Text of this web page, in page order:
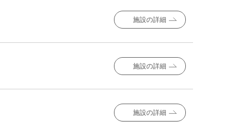
施設の詳細
施設の詳細
施設の詳細